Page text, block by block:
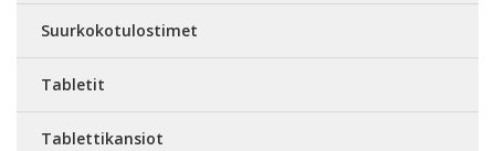
Suurkokotulostimet
Tabletit
Tablettikansiot